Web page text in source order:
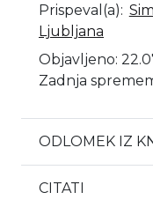
Prispeval(a):
Ljubljana
Objavljeno:
Zadnja
ODLOMEK IZ
CITATI